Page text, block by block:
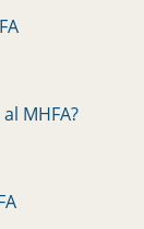
MHFA?